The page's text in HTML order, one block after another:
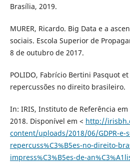
Brasília, 2019.
MURER, Ricardo. Big Data e a
sociais. Escola Superior de
8 de outubro de 2017.
POLIDO, Fabrício Bertini Pasquot et
repercussões no direito brasileiro.
In: IRIS, Instituto de Referência
2018. Disponível em < http://
content/uploads/2018/06/GDPR-e-
repercuss%C3%B5es-no-direito-
impress%C3%B5es-de-